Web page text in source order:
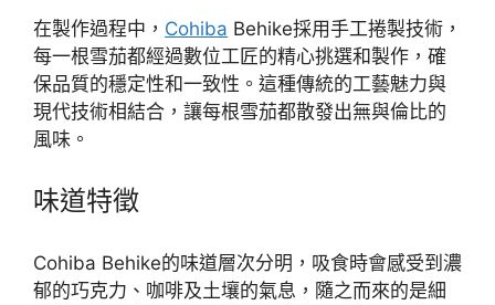
在製作過程中， Cohiba Behike採用手工捲製技術，
每一根雪茄都經過數位工匠的精心挑選和製作，確
保品質的穩定性和一致性。這種傳統的工藝魅力與
現代技術相結合，讓每根雪茄都散發出無與倫比的
風味。
味道特徵
Cohiba Behike的味道層次分明，吸食時會感受到濃
郁的巧克力、咖啡及土壤的氣息，隨之而來的是細